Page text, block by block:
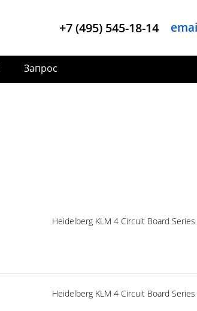
+7 (495) 545-18-14
Запрос
Heidelberg KLM 4 Circuit Board
Heidelberg KLM 4 Circuit Board